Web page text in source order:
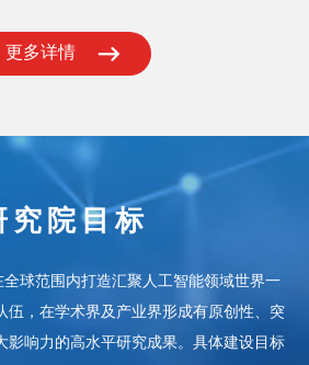
更多详情
究院目标
球范围内打造汇聚人工智能领域世界一
伍， 在学术界及产业界形成有原创性、突
影响力的高水平研究成果。具体建设目标